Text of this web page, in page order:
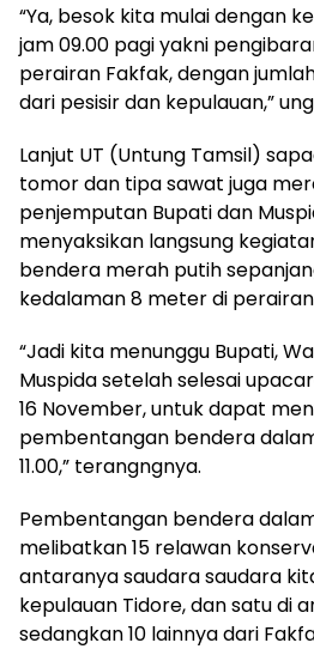
“Ya, besok kita mulai dengan
jam 09.00 pagi yakni
perairan Fakfak, dengan
dari pesisir dan kepulauan,”
Lanjut UT (Untung Tamsil)
tomor dan tipa sawat juga
penjemputan Bupati dan
menyaksikan langsung
bendera merah putih
kedalaman 8 meter di
“Jadi kita menunggu Bupati,
Muspida setelah selesai
16 November, untuk dapat
pembentangan bendera
11.00,” terangngnya.
Pembentangan bendera
melibatkan 15 relawan
antaranya saudara saudara
kepulauan Tidore, dan satu di
sedangkan 10 lainnya dari